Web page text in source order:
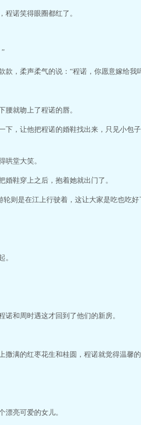
程诺笑得眼圈都红了。
，柔声柔气的说：“程诺，你愿意嫁给我
就吻上了程诺的唇。
，让他把程诺的婚鞋找出来，只见小包
哄堂大笑。
鞋穿上之后，抱着她就出门了。
则是在江上行驶着，这让大家是吃也吃
。
和周时遇这才回到了他们的新房。
撒满的红枣花生和桂圆，程诺就觉得温馨
漂亮可爱的女儿。